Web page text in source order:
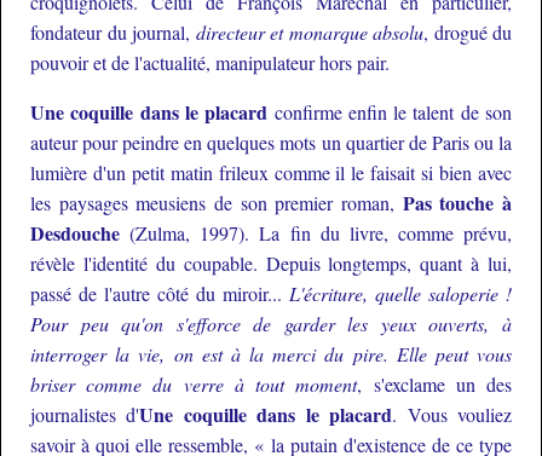
fondateur du journal, directeur et monarque absolu, drogué du
pouvoir et de l'actualité, manipulateur hors pair.
Une coquille dans le placard confirme enfin le talent de son
auteur pour peindre en quelques mots un quartier de Paris ou la
lumière d'un petit matin frileux comme il le faisait si bien avec
les paysages meusiens de son premier roman, Pas touche à
Desdouche (Zulma, 1997). La fin du livre, comme prévu,
révèle l'identité du coupable. Depuis longtemps, quant à lui,
passé de l'autre côté du miroir... L'écriture, quelle saloperie !
Pour peu qu'on s'efforce de garder les yeux ouverts, à
interroger la vie, on est à la merci du pire. Elle peut vous
briser comme du verre à tout moment, s'exclame un des
journalistes d'Une coquille dans le placard. Vous vouliez
savoir à quoi elle ressemble, « la putain d'existence de ce type